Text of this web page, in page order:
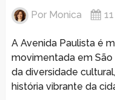
Por Monica
A Avenida Paulista é
movimentada em
da diversidade
história vibrante da